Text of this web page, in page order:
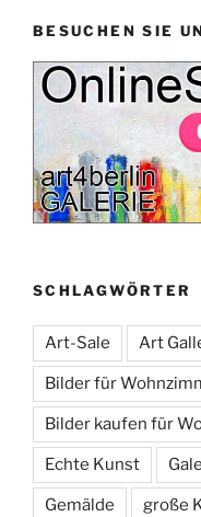
BESUCHEN SIE
SCHLAGWÖRTER
Art-Sale Art
Bilder für
Bilder kaufen für
Echte Kunst
Gemälde große